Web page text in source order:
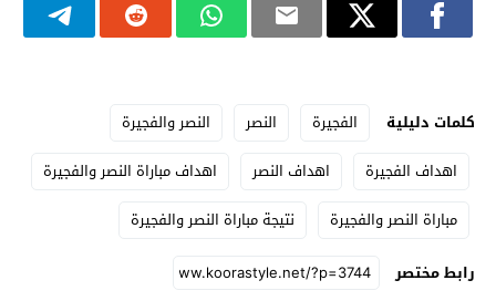
كلمات دليلية الفجيرة النصر
النصر والفجيرة
اهداف الفجيرة
اهداف النصر
اهداف مباراة النصر والفجيرة
مباراة النصر والفجيرة
نتيجة مباراة النصر والفجيرة
رابط مختصر